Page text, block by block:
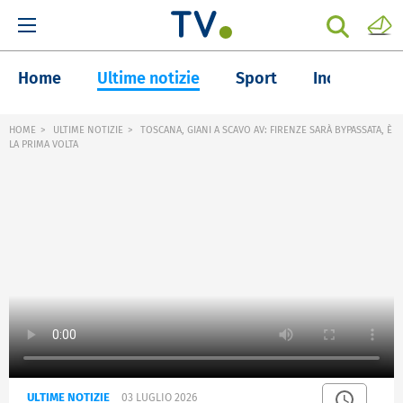
Home Ultime notizie Sport Inchieste
HOME ULTIME NOTIZIE
TOSCANA, GIANI A SCAVO AV: FIRENZE SARÀ BYPASSATA, È
LA PRIMA VOLTA
ULTIME NOTIZIE 03 LUGLIO 2026